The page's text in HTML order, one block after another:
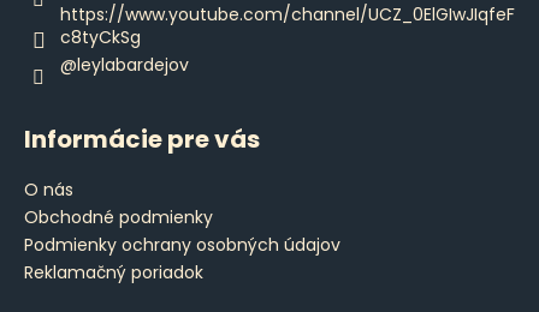
https://www.youtube.com/channel/UCZ_0ElGIwJIqfeF
c8tyCkSg
@leylabardejov
Informácie pre vás
O nás
Obchodné podmienky
Podmienky ochrany osobných údajov
Reklamačný poriadok